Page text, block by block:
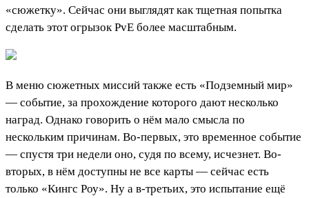
«сюжетку». Сейчас они выглядят как тщетная попытка
сделать этот огрызок PvE более масштабным.
В меню сюжетных миссий также есть «Подземный мир»
— событие, за прохождение которого дают несколько
наград. Однако говорить о нём мало смысла по
нескольким причинам. Во-первых, это временное событие
— спустя три недели оно, судя по всему, исчезнет. Во-
вторых, в нём доступны не все карты — сейчас есть
только «Кингс Роу». Ну а в-третьих, это испытание ещё